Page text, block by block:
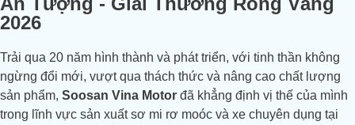
2026
Trải qua 20 năm hình thành và phát triển, với tinh thần không
ngừng đổi mới, vượt qua thách thức và nâng cao chất lượng
sản phẩm, Soosan Vina Motor đã khẳng định vị thế của mình
trong lĩnh vực sản xuất sơ mi rơ moóc và xe chuyên dụng tại